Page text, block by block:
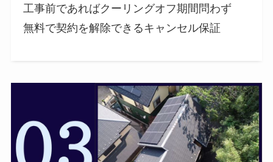
工事前であればクーリングオフ期間問わず
無料で契約を解除できるキャンセル保証